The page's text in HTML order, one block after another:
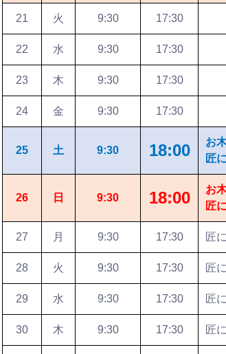
21 火 9:30 17:30
22 水 9:30 17:30
23 木 9:30 17:30
24 金 9:30 17:30
25 土 9:30 18:00
お
匠
26 日 9:30 18:00
お
匠
27 月 9:30 17:30 匠
28 火 9:30 17:30 匠
29 水 9:30 17:30 匠
30 木 9:30 17:30 匠